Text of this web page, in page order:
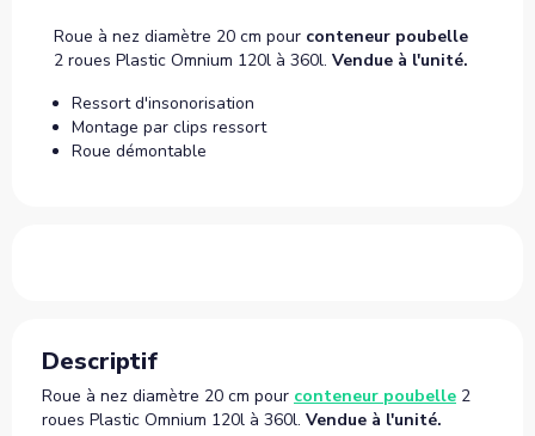
Roue à nez diamètre 20 cm pour conteneur poubelle
2 roues Plastic Omnium 120l à 360l. Vendue à l'unité.
Ressort d'insonorisation
Montage par clips ressort
Roue démontable
Descriptif
Roue à nez diamètre 20 cm pour conteneur poubelle 2
roues Plastic Omnium 120l à 360l. Vendue à l'unité.